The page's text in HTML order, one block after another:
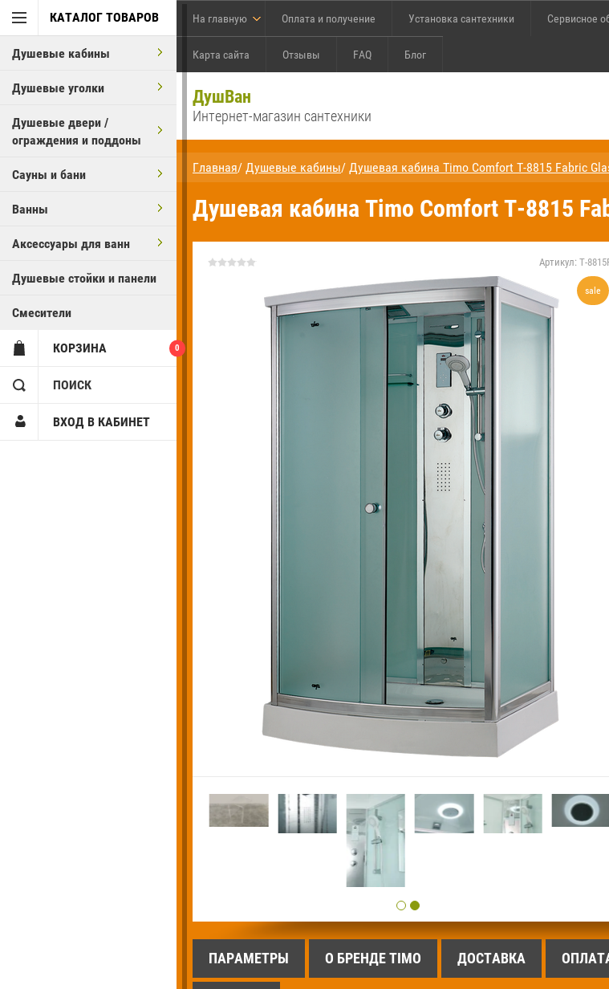
КАТАЛОГ ТОВАРОВ
Душевые кабины
Душевые уголки
Душевые двери /
ограждения и поддоны
Сауны и бани
Ванны
Аксессуары для ванн
Душевые стойки и панели
Смесители
КОРЗИНА 0
ПОИСК
ВХОД В КАБИНЕТ
На главную Оплата и получение Установка сантехники Сервисное
Карта сайта Отзывы FAQ Блог
ДушВан
Интернет-магазин сантехники
Главная/ Душевые кабины/ Душевая кабина Timo Comfort T-8815 Fabric
Душевая кабина Timo Comfort T-8815
Артикул: T-
sale
ПАРАМЕТРЫ О БРЕНДЕ TIMO ДОСТАВКА